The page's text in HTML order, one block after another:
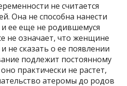
не считается
Она не способна нанести
ее еще не родившемуся
не означает, что женщине
не сказать о ее появлении
подлежит постоянному
практически не растет,
атеромы до родов